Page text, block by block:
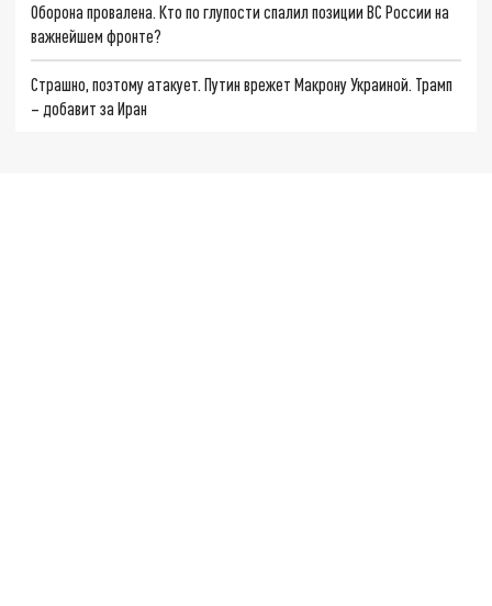
Оборона провалена. Кто по глупости спалил позиции ВС России на
важнейшем фронте?
Страшно, поэтому атакует. Путин врежет Макрону Украиной. Трамп
– добавит за Иран